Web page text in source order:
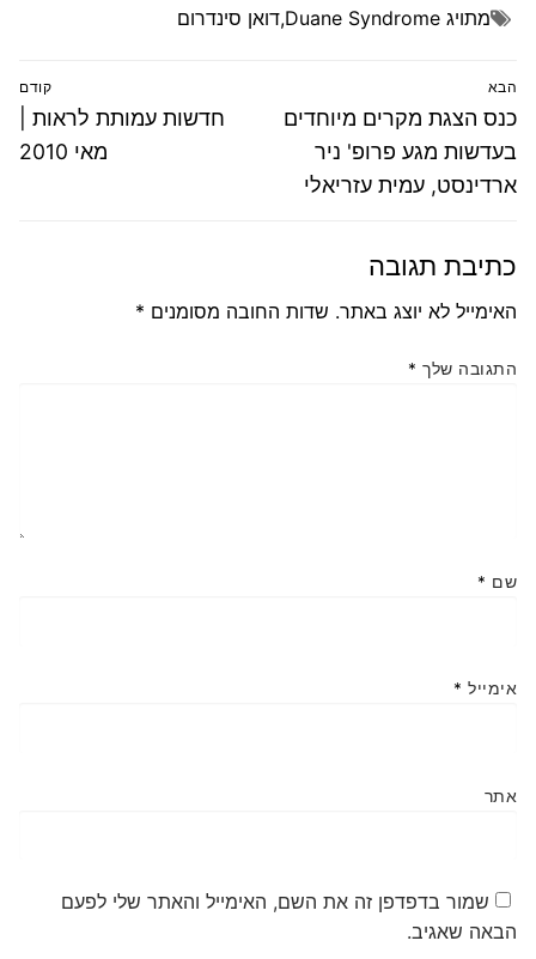
מתויג Duane Syndrome
,דואן סינדרום
ניווט קודם
פוסט
חדשות עמותת לראות |
מאי 2010
הבא
הפוסט
הבא:
כנס הצגת מקרים מיוחדים
בעדשות מגע פרופ' ניר
ארדינסט, עמית עזריאלי
כתיבת תגובה
האימייל לא יוצג באתר. שדות החובה מסומנים *
התגובה שלך *
שם *
אימייל *
אתר
שמור בדפדפן זה את השם, האימייל והאתר שלי לפעם
הבאה שאגיב.